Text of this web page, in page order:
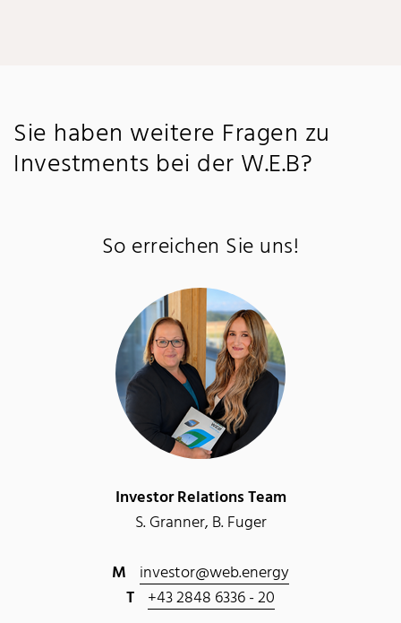
Sie haben weitere Fragen zu
Investments bei der W.E.B?
So erreichen Sie uns!
Investor Relations Team
S. Granner, B. Fuger
M investor@web.energy
T +43 2848 6336 - 20